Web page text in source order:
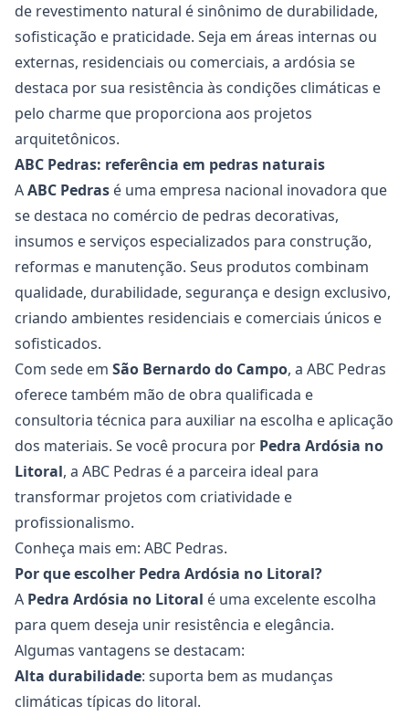
de revestimento natural é sinônimo de durabilidade,
sofisticação e praticidade. Seja em áreas internas ou
externas, residenciais ou comerciais, a ardósia se
destaca por sua resistência às condições climáticas e
pelo charme que proporciona aos projetos
arquitetônicos.
ABC Pedras: referência em pedras naturais
AABC Pedras é uma empresa nacional inovadora que
se destaca no comércio de pedras decorativas,
insumos e serviços especializados para construção,
reformas e manutenção. Seus produtos combinam
qualidade, durabilidade, segurança e design exclusivo,
criando ambientes residenciais e comerciais únicos e
sofisticados.
Com sede em São Bernardo do Campo, a ABC Pedras
oferece também mão de obra qualificada e
consultoria técnica para auxiliar na escolha e aplicação
dos materiais. Se você procura por Pedra Ardósia no
Litoral, a ABC Pedras é a parceira ideal para
transformar projetos com criatividade e
profissionalismo.
Conheça mais em: ABC Pedras.
Por que escolher Pedra Ardósia no Litoral?
A Pedra Ardósia no Litoral é uma excelente escolha
para quem deseja unir resistência e elegância.
Algumas vantagens se destacam:
Alta durabilidade: suporta bem as mudanças
climáticas típicas do litoral.